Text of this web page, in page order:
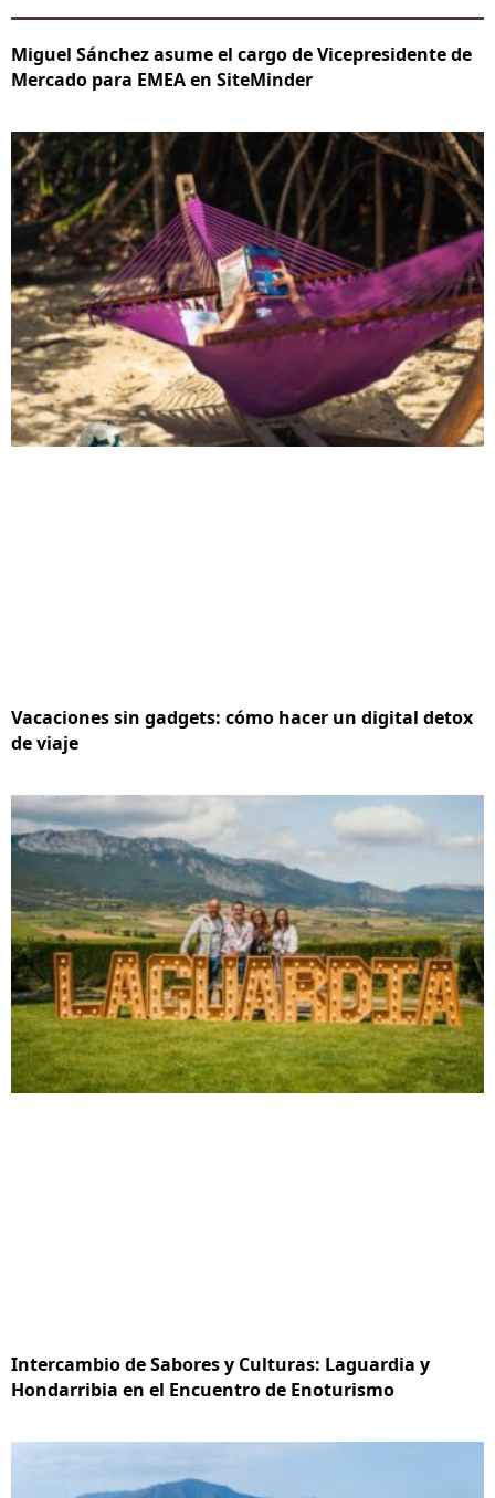
Miguel Sánchez asume el cargo de Vicepresidente de
Mercado para EMEA en SiteMinder
Vacaciones sin gadgets: cómo hacer un digital detox
de viaje
Intercambio de Sabores y Culturas: Laguardia y
Hondarribia en el Encuentro de Enoturismo